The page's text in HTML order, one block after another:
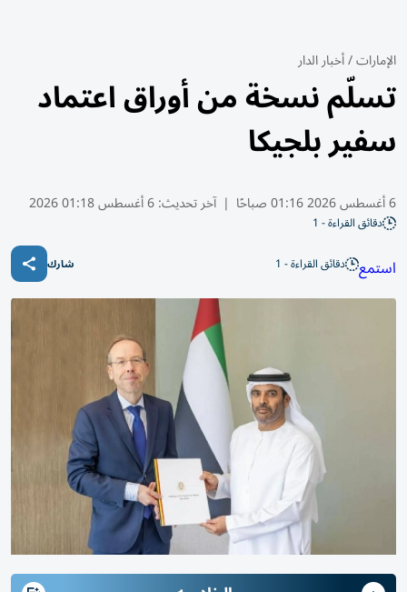
الإمارات/أخبار الدار
تسلّم نسخة من أوراق اعتماد
سفير بلجيكا
6 أغسطس 2026 01:16 صباحًا | آخر تحديث:6 أغسطس 01:18 2026
دقائق القراءة - 1
استمع دقائق القراءة - 1 شارك